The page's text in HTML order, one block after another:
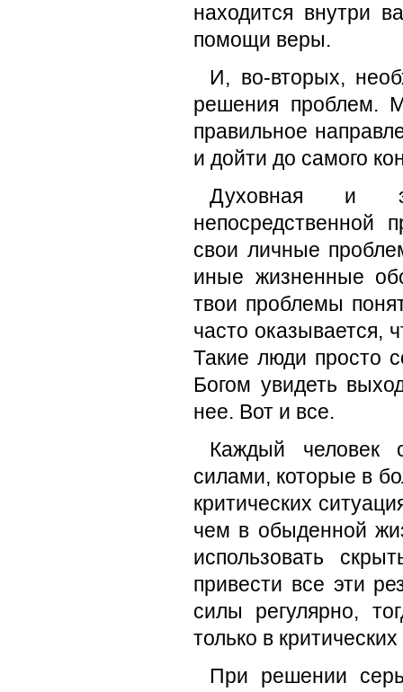
находится внутри
помощи веры.
И, во-вторых,
решения проблем.
правильное
и дойти до самого
Духовная и
непосредственной
свои личные
иные жизненные
твои проблемы
часто оказывается,
Такие люди просто
Богом увидеть
нее. Вот и все.
Каждый человек
силами, которые в
критических
чем в обыденной
использовать
привести все эти
силы регулярно,
только в
При решении